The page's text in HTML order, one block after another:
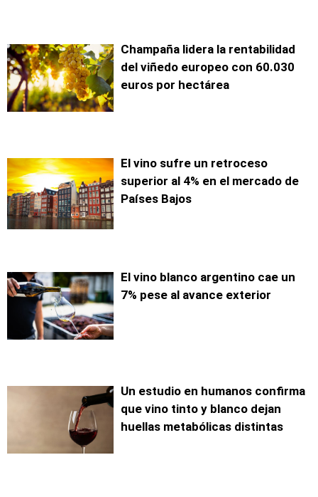
Champaña lidera la rentabilidad
del viñedo europeo con 60.030
euros por hectárea
El vino sufre un retroceso
superior al 4% en el mercado de
Países Bajos
El vino blanco argentino cae un
7% pese al avance exterior
Un estudio en humanos confirma
que vino tinto y blanco dejan
huellas metabólicas distintas